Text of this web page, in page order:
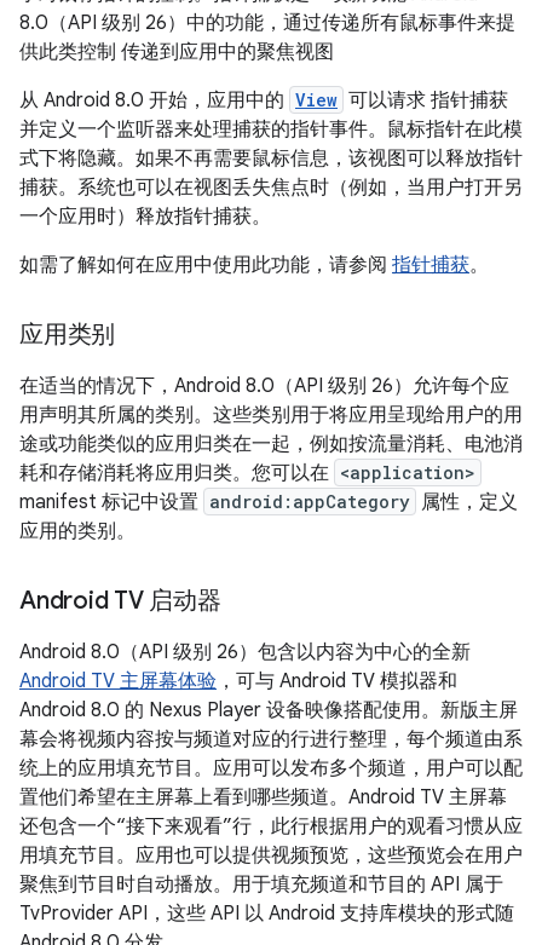
8.0（API 级别 26）中的功能，通过传递所有鼠标事件来提
供此类控制 传递到应用中的聚焦视图
从 Android 8.0 开始，应用中的 View 可以请求 指针捕获
并定义一个监听器来处理捕获的指针事件。鼠标指针在此模
式下将隐藏。如果不再需要鼠标信息，该视图可以释放指针
捕获。系统也可以在视图丢失焦点时（例如，当用户打开另
一个应用时）释放指针捕获。
如需了解如何在应用中使用此功能，请参阅 指针捕获。
应用类别
在适当的情况下，Android 8.0（API 级别 26）允许每个应
用声明其所属的类别。这些类别用于将应用呈现给用户的用
途或功能类似的应用归类在一起，例如按流量消耗、电池消
耗和存储消耗将应用归类。您可以在 <application>
manifest 标记中设置 android:appCategory 属性，定义
应用的类别。
Android TV 启动器
Android 8.0（API 级别 26）包含以内容为中心的全新
Android TV 主屏幕体验 ，可与 Android TV 模拟器和
Android 8.0 的 Nexus Player 设备映像搭配使用。新版主屏
幕会将视频内容按与频道对应的行进行整理，每个频道由系
统上的应用填充节目。应用可以发布多个频道，用户可以配
置他们希望在主屏幕上看到哪些频道。Android TV 主屏幕
还包含一个“接下来观看”行，此行根据用户的观看习惯从应
用填充节目。应用也可以提供视频预览，这些预览会在用户
聚焦到节目时自动播放。用于填充频道和节目的 API 属于
TvProvider API，这些 API 以 Android 支持库模块的形式随